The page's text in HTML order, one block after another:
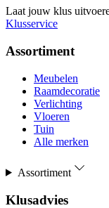
Laat jouw klus
Klusservice
Assortiment
Meubelen
Raamdecoratie
Verlichting
Vloeren
Tuin
Alle merken
Assortiment
Klusadvies